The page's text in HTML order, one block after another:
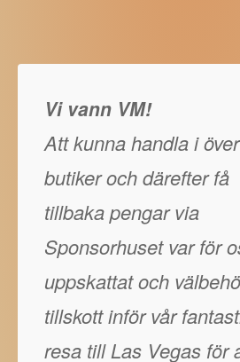
Vi vann VM!
Att kunna handla i
butiker och därefter få
tillbaka pengar via
Sponsorhuset var för
uppskattat och
tillskott inför vår
resa till Las Vegas för